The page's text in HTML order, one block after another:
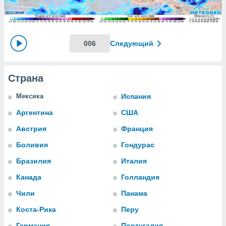
основе.
и
к веб-
всех
как
ПРОДОЛЖИТЬ
НАСТРОЙКИ
006 Следующий
Страна
Мексика
Аргентина
Австрия
Боливия
Бразилия
Канада
Чили
Коста-Рика
Испания
США
Франция
Гондурас
Италия
Голландия
Панама
Перу